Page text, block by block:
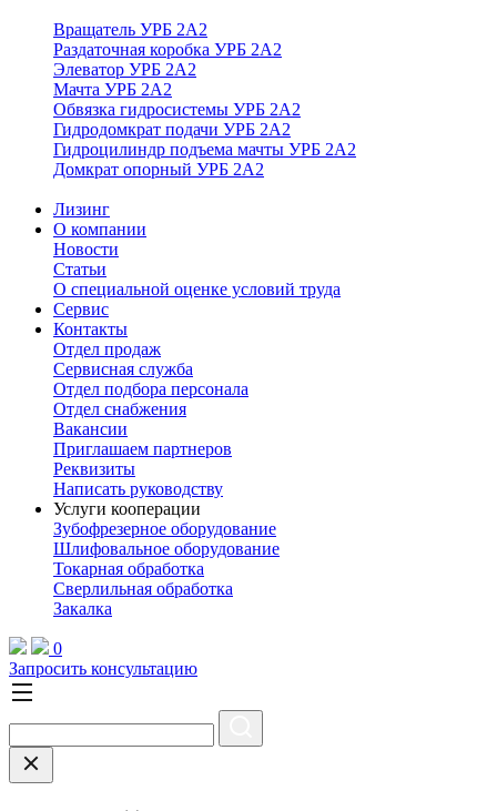
Вращатель УРБ 2А2
Раздаточная коробка УРБ 2А2
Элеватор УРБ 2А2
Мачта УРБ 2А2
Обвязка гидросистемы УРБ 2А2
Гидродомкрат подачи УРБ 2А2
Гидроцилиндр подъема мачты УРБ 2А2
Домкрат опорный УРБ 2А2
Лизинг
О компании
Новости
Статьи
О специальной оценке условий труда
Сервис
Контакты
Отдел продаж
Сервисная служба
Отдел подбора персонала
Отдел снабжения
Вакансии
Приглашаем партнеров
Реквизиты
Написать руководству
Услуги кооперации
Зубофрезерное оборудование
Шлифовальное оборудование
Токарная обработка
Cверлильная обработка
Закалка
0
Запросить консультацию